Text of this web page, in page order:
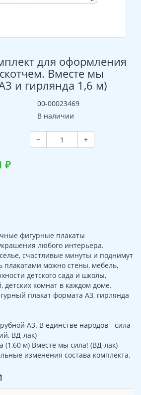
для оформления
Вместе мы
и гирлянда 1,6 м)
00-00023469
В наличии
− +
₽
фигурные плакаты
любого интерьера.
счастливые минуты и поднимут
плакатами можно стены, мебель,
детского сада и школы,
комнат в каждом доме.
плакат формата А3, гирлянда
А3. В единстве народов - сила
ВД-лак)
(1,60 м) Вместе мы сила! (ВД-лак)
изменения состава комплекта.